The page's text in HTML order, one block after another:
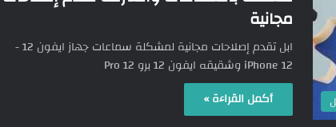
مجانية
ابل تقدم إصلاحات مجانية لمشكلة سماعات جهاز ايفون 12 -
iPhone 12 وشقيقه ايفون 12 برو 12 Pro
أكمل القراءة »